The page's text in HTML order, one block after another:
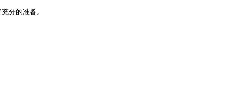
分的准备。